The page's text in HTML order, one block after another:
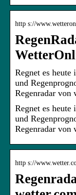
http s://
Regnet es
und
Regenradar von
Regnet es
und
Regenradar von
http s://